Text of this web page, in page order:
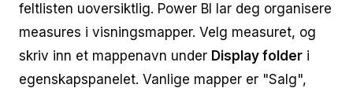
feltlisten uoversiktlig. Power BI lar deg organisere
measures i visningsmapper. Velg measuret, og
skriv inn et mappenavn under Display folder i
egenskapspanelet. Vanlige mapper er "Salg",